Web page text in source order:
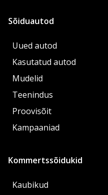
Sõiduautod
Uued autod
Kasutatud autod
Mudelid
Teenindus
Proovisõit
Kampaaniad
Kommertssõidukid
Kaubikud